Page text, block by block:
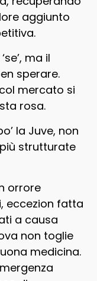
aggiunto
ma il
sperare.
mercato si
rosa.
la Juve, non
strutturate
orrore
eccezion fatta
a causa
non toglie
medicina.